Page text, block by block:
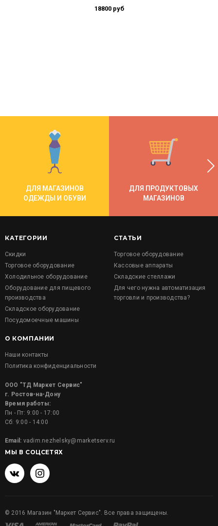
18800 руб
ДЛЯ МАГАЗИНОВ
ОДЕЖДЫ И ОБУВИ
ДЛЯ ПРОДУКТОВЫХ
МАГАЗИНОВ
КАТЕГОРИИ
Скидки
Торговое оборудование
Холодильное оборудование
Оборудование для пищевого
производства
Складское оборудование
Посудомоечные машины
СТАТЬИ
Торговое оборудование
Кассовые аппараты
Складские стеллажи
Для чего нужна автоматизация
торговли и производства?
О КОМПАНИИ
Наши контакты
Политика конфиденциальности
ООО "ТД Маркет Сервис"
г. Ростов-на-Дону
Время работы:
Пн - Пт: 9:00 - 17:00
Сб: 9:00 - 14:00
Email: vadim.nezhelsky@marketserv.ru
МЫ В СОЦСЕТЯХ
© 2016 Магазин "Маркет Сервис". Все права защищены.